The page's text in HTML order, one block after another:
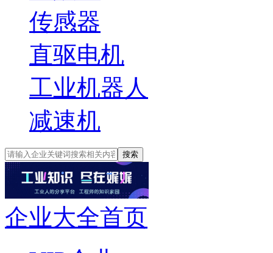
传感器
直驱电机
工业机器人
减速机
搜索
企业大全首页